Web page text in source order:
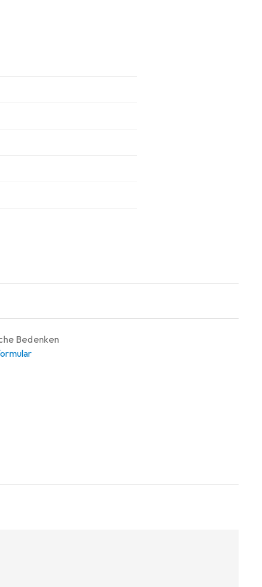
– auch bei
bewegen. Gleichzeitig sorgt
lässt sich mühelos mit
und langlebigen
Bedenken